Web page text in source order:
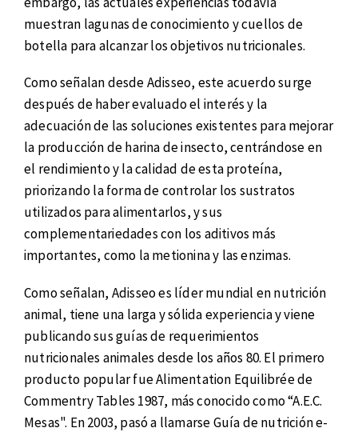
muestran lagunas de conocimiento y cuellos de
botella para alcanzar los objetivos nutricionales.
Como señalan desde Adisseo, este acuerdo surge
después de haber evaluado el interés y la
adecuación de las soluciones existentes para mejorar
la producción de harina de insecto, centrándose en
el rendimiento y la calidad de esta proteína,
priorizando la forma de controlar los sustratos
utilizados para alimentarlos, y sus
complementariedades con los aditivos más
importantes, como la metionina y las enzimas.
Como señalan, Adisseo es líder mundial en nutrición
animal, tiene una larga y sólida experiencia y viene
publicando sus guías de requerimientos
nutricionales animales desde los años 80. El primero
producto popular fue Alimentation Equilibrée de
Commentry Tables 1987, más conocido como “A.E.C.
Mesas". En 2003, pasó a llamarse Guía de nutrición e-